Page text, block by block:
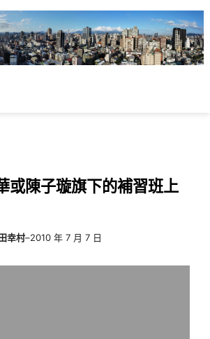
或陳子璇旗下的補習班上
幸村–2010 年 7 月 7 日